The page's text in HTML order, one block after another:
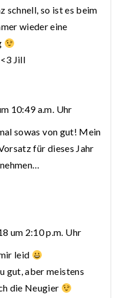
schnell, so ist es beim
wieder eine
Jill
10:49 a.m. Uhr
sowas von gut! Mein
für dieses Jahr
um 2:10 p.m. Uhr
leid
gut, aber meistens
die Neugier